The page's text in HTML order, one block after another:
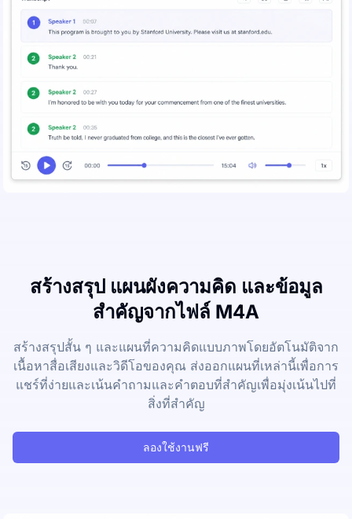
สร้างสรุป แผนผังความคิด และข้อมูล
สำคัญจากไฟล์ M4A
สร้างสรุปสั้น ๆ และแผนที่ความคิดแบบภาพโดยอัตโนมัติจาก
เนื้อหาสื่อเสียงและวิดีโอของคุณ ส่งออกแผนที่เหล่านี้เพื่อการ
แชร์ที่ง่ายและเน้นคำถามและคำตอบที่สำคัญเพื่อมุ่งเน้นไปที่
สิ่งที่สำคัญ
ลองใช้งานฟรี